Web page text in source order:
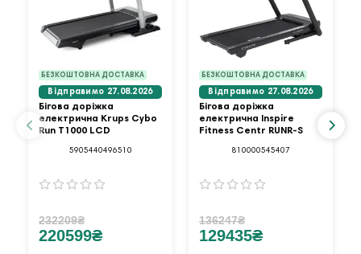
БЕЗКОШТОВНА ДОСТАВКА
Відправимо 27.08.2026
Бігова доріжка
електрична Krups Cybo
Run T1000 LCD
5905440496510
232209₴
220599₴
БЕЗКОШТОВНА ДОСТАВКА
Відправимо 27.08.2026
Бігова доріжка
електрична Inspire
Fitness Centr RUNR-S
810000545407
136247₴
129435₴